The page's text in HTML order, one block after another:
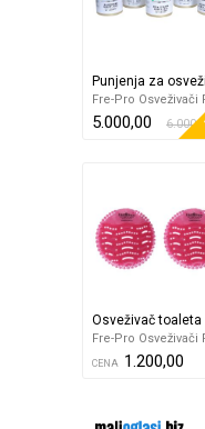
Punjenja za
Fre-Pro Osveživači
5.000,00
Osveživač toaleta
Fre-Pro Osveživači
CENA 1.200,00